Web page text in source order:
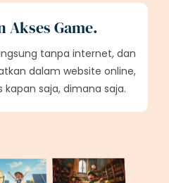
Akses Game.
tanpa internet, dan
dalam website online,
kapan saja, dimana saja.